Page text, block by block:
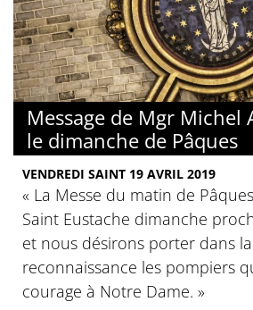
Message de Mgr
le dimanche de Pâques
VENDREDI SAINT 19 AVRIL 2019
« La Messe du matin de
Saint Eustache dimanche
et nous désirons porter dans
reconnaissance les pompiers
courage à Notre Dame. »